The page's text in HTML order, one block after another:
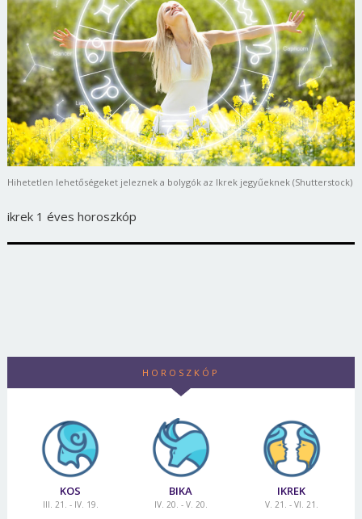
Hihetetlen lehetőségeket jeleznek a bolygók az Ikrek jegyűeknek (Shutterstock)
ikrek 1 éves horoszkóp
HOROSZKÓP
KOS
III. 21. - IV. 19.
BIKA
IV. 20. - V. 20.
IKREK
V. 21. - VI. 21.